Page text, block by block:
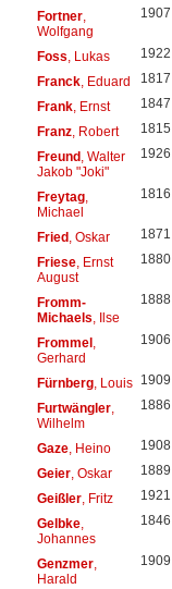
Fortner,
Wolfgang
1907
Foss , Lukas 1922
Franck, Eduard 1817
Frank, Ernst 1847
Franz, Robert 1815
Freund, Walter
Jakob "Joki"
1926
Freytag,
Michael
1816
Fried, Oskar 1871
Friese, Ernst
August
1880
Fromm-
Michaels , Ilse
1888
Frommel,
Gerhard
1906
Fürnberg, Louis 1909
Furtwängler,
Wilhelm
1886
Gaze, Heino 1908
Geier, Oskar 1889
Geißler, Fritz 1921
Gelbke,
Johannes
1846
Genzmer,
Harald
1909